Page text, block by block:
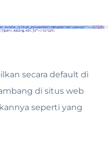
secara default di
di situs web
seperti yang